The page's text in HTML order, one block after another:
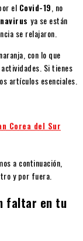
el Covid-19 , no
ya se están
se relajaron.
con lo que
Si tienes
artículos esenciales.
Corea del Sur
a continuación,
y por fuera.
faltar en tu